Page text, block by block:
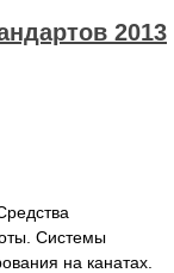
2013
Системы
на канатах.